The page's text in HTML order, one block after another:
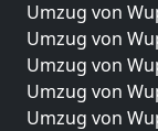
Umzug von
Umzug von
Umzug von
Umzug von
Umzug von